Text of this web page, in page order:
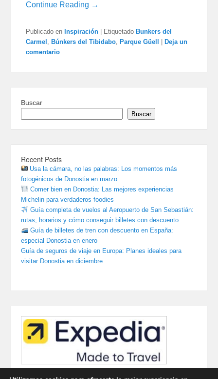
Continue Reading →
Publicado en Inspiración Etiquetado Bunkers del
Carmel , Búnkers del Tibidabo, Parque Güell
Deja un
comentario
Buscar
Buscar
Recent Posts
Usa la cámara, no las palabras: Los momentos más
fotogénicos de Donostia en marzo
Comer bien en Donostia: Las mejores experiencias
Michelin para verdaderos foodies
Guía completa de vuelos al Aeropuerto de San Sebastián:
rutas, horarios y cómo conseguir billetes con descuento
Guía de billetes de tren con descuento en España:
especial Donostia en enero
Guía de seguros de viaje en Europa: Planes ideales para
visitar Donostia en diciembre